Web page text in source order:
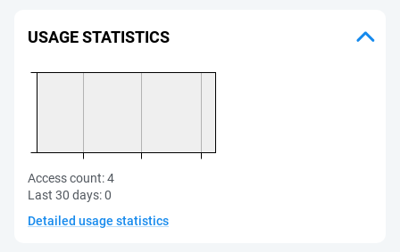
USAGE STATISTICS
Access count:4
Last 30 days:0
Detailed usage statistics